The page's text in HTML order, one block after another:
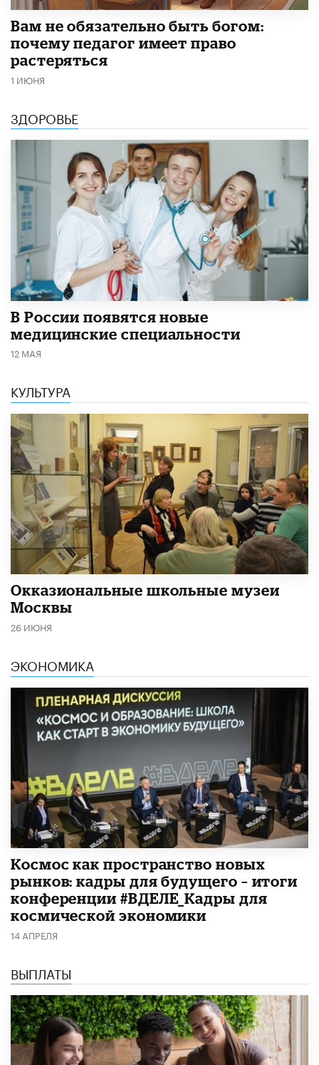
​Вам не обязательно быть богом:
почему педагог имеет право
растеряться
1 ИЮНЯ
ЗДОРОВЬЕ
В России появятся новые
медицинские специальности
12 МАЯ
КУЛЬТУРА
​Окказиональные школьные музеи
Москвы
26 ИЮНЯ
ЭКОНОМИКА
Космос как пространство новых
рынков: кадры для будущего – итоги
конференции #ВДЕЛЕ_Кадры для
космической экономики
14 АПРЕЛЯ
ВЫПЛАТЫ